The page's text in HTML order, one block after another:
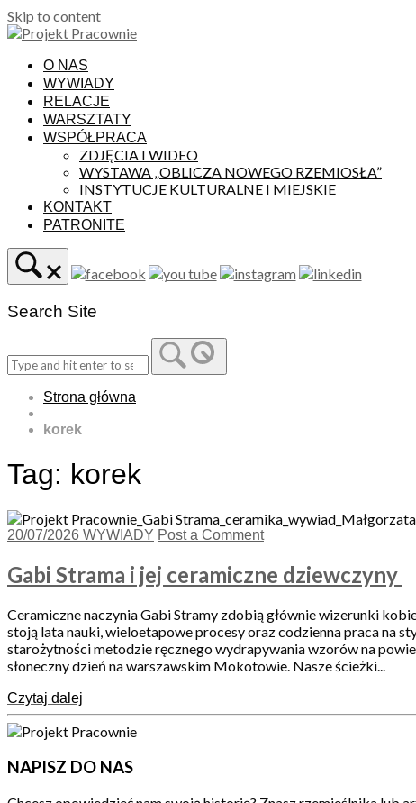
Skip to content
O NAS
WYWIADY
RELACJE
WARSZTATY
WSPÓŁPRACA
ZDJĘCIA I WIDEO
WYSTAWA „OBLICZA NOWEGO RZEMIOSŁA”
INSTYTUCJE KULTURALNE I MIEJSKIE
KONTAKT
PATRONITE
Search Site
Strona główna
korek
Tag: korek
20/07/2026 WYWIADY Post a Comment
Gabi Strama i jej ceramiczne dziewczyny
Ceramiczne naczynia Gabi Stramy zdobią głównie wizerunki
stoją lata nauki, wieloetapowe procesy oraz codzienna praca na
starożytności metodzie ręcznego wydrapywania wzorów na
słoneczny dzień na warszawskim Mokotowie. Nasze ścieżki...
Czytaj dalej
NAPISZ DO NAS